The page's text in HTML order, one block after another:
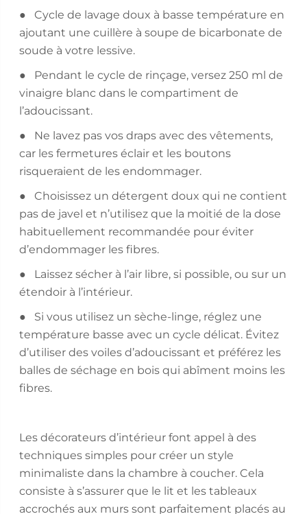
● Cycle de lavage doux à basse température en
ajoutant une cuillère à soupe de bicarbonate de
soude à votre lessive.
● Pendant le cycle de rinçage, versez 250 ml de
vinaigre blanc dans le compartiment de
l’adoucissant.
● Ne lavez pas vos draps avec des vêtements,
car les fermetures éclair et les boutons
risqueraient de les endommager.
● Choisissez un détergent doux qui ne contient
pas de javel et n’utilisez que la moitié de la dose
habituellement recommandée pour éviter
d’endommager les fibres.
● Laissez sécher à l’air libre, si possible, ou sur un
étendoir à l’intérieur.
● Si vous utilisez un sèche-linge, réglez une
température basse avec un cycle délicat. Évitez
d’utiliser des voiles d’adoucissant et préférez les
balles de séchage en bois qui abîment moins les
fibres.
Les décorateurs d’intérieur font appel à des
techniques simples pour créer un style
minimaliste dans la chambre à coucher. Cela
consiste à s’assurer que le lit et les tableaux
accrochés aux murs sont parfaitement placés au